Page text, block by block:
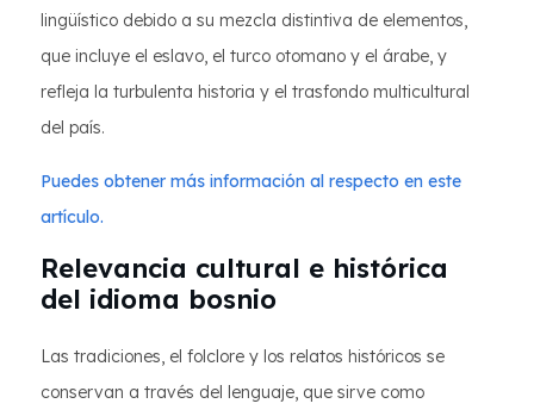
lingüístico debido a su mezcla distintiva de elementos,
que incluye el eslavo, el turco otomano y el árabe, y
refleja la turbulenta historia y el trasfondo multicultural
del país.
Puedes obtener más información al respecto en este
artículo.
Relevancia cultural e histórica
del idioma bosnio
Las tradiciones, el folclore y los relatos históricos se
conservan a través del lenguaje, que sirve como